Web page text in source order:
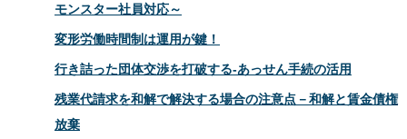
モンスター社員対応～
変形労働時間制は運用が鍵！
行き詰った団体交渉を打破する‐あっせん手続の活用
残業代請求を和解で解決する場合の注意点－和解と賃金債権
放棄